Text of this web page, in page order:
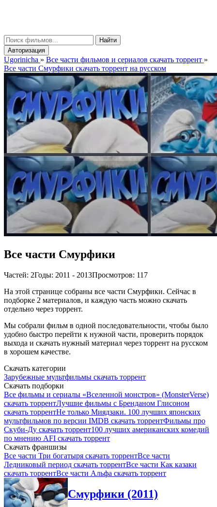
Найти
Авторизация
Ugorinicha » Все части фильмов и сериалов скачать торрент »
Все части Смурфики скачать торрент на русском
Все части Смурфики
Частей: 2Годы: 2011 - 2013Просмотров: 117
На этой странице собраны все части Смурфики. Сейчас в
подборке 2 материалов, и каждую часть можно скачать
отдельно через торрент.
Мы собрали фильм в одной последовательности, чтобы было
удобно быстро перейти к нужной части, проверить порядок
выхода и скачать нужный материал через торрент на русском
в хорошем качестве.
Скачать категории
Зарубежные мультфильмы скачать торрент
Скачать подборки
Все фильмы и сериалы «Вселенной монстров» (MonsterVerse)
скачать торрентЛучшие фильмы с Бренданом Глисоном
скачать торрентНе только Миядзаки. 100 лучших японских
мультфильмов по версии IMDB скачать торрентФильмы про
Скуби-Ду скачать торрент100 лучших американских комедий
по мнению AFI скачать торрент
Скачать франшизы
Все части Три богатыря скачать торрентВсе части
Ледниковый период скачать торрентВсе части Как казаки
скачать торрентВсе части Альфа скачать торрент
Смурфики (2011)